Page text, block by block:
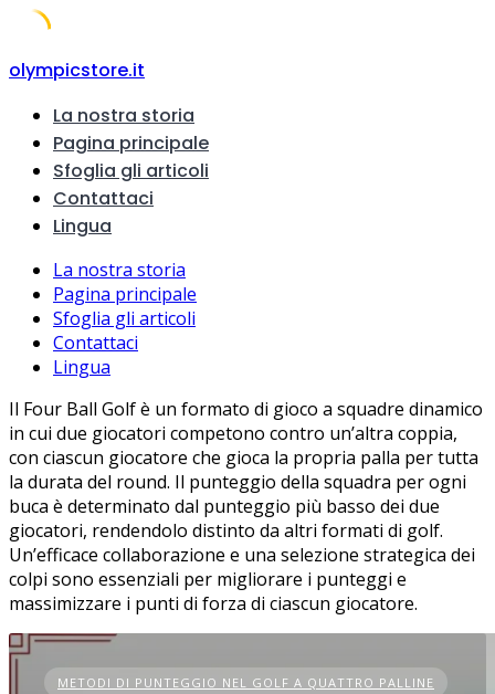
Skip
content
olympicstore.it
La nostra storia
Pagina principale
Sfoglia gli articoli
Contattaci
Lingua
La nostra storia
Pagina principale
Sfoglia gli articoli
Contattaci
Lingua
Il Four Ball Golf è un formato di gioco a squadre dinamico
in cui due giocatori competono contro un’altra coppia,
con ciascun giocatore che gioca la propria palla per tutta
la durata del round. Il punteggio della squadra per ogni
buca è determinato dal punteggio più basso dei due
giocatori, rendendolo distinto da altri formati di golf.
Un’efficace collaborazione e una selezione strategica dei
colpi sono essenziali per migliorare i punteggi e
massimizzare i punti di forza di ciascun giocatore.
METODI DI PUNTEGGIO NEL GOLF A QUATTRO PALLINE